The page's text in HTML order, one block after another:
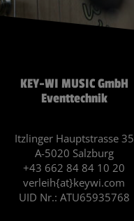
KEY-WI MUSIC GmbH
Eventtechnik
Itzlinger Hauptstrasse 35
A-5020 Salzburg
+43 662 84 84 10 20
verleih{at}keywi.com
UID Nr.: ATU65935768